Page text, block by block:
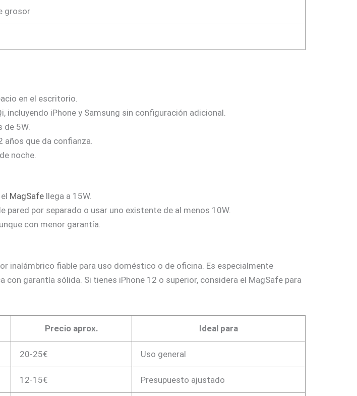
grosor
en el escritorio.
incluyendo iPhone y Samsung sin configuración adicional.
5W.
que da confianza.
noche.
MagSafe llega a 15W.
pared por separado o usar uno existente de al menos 10W.
con menor garantía.
inalámbrico fiable para uso doméstico o de oficina. Es especialmente
garantía sólida. Si tienes iPhone 12 o superior, considera el MagSafe para
Precio aprox. Ideal para
20-25€ Uso general
12-15€ Presupuesto ajustado